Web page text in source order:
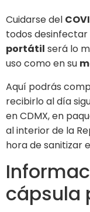
Cuidarse del
todos
portátil será lo
uso como en su
Aquí podrás
recibirlo al día
en CDMX, en
al interior de la
hora de sanitizar
cápsula